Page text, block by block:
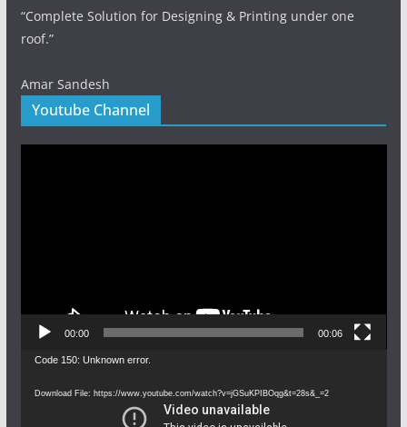
“Complete Solution for Designing & Printing under one
roof.”
Amar Sandesh
Youtube Channel
00:00 00:06
Video
Code 150: Unknown error.
Download File: https://www.youtube.com/watch?v=jGSuKPIBOqg&t=28s&_=2